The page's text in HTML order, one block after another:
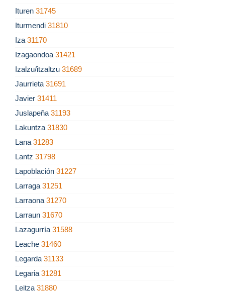
Ituren 31745
Iturmendi 31810
Iza 31170
Izagaondoa 31421
Izalzu/itzaltzu 31689
Jaurrieta 31691
Javier 31411
Juslapeña 31193
Lakuntza 31830
Lana 31283
Lantz 31798
Lapoblación 31227
Larraga 31251
Larraona 31270
Larraun 31670
Lazagurría 31588
Leache 31460
Legarda 31133
Legaria 31281
Leitza 31880